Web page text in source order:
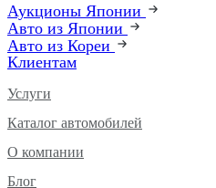
Аукционы Японии
Авто из Японии
Авто из Кореи
Клиентам
Услуги
Каталог автомобилей
О компании
Блог